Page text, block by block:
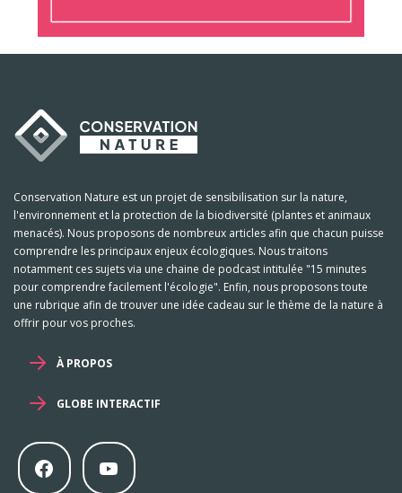
Conservation Nature est un projet de sensibilisation sur la nature,
l'environnement et la protection de la biodiversité (plantes et animaux
menacés). Nous proposons de nombreux articles afin que chacun puisse
comprendre les principaux enjeux écologiques. Nous traitons
notamment ces sujets via une chaine de podcast intitulée "15 minutes
pour comprendre facilement l'écologie". Enfin, nous proposons toute
une rubrique afin de trouver une idée cadeau sur le thème de la nature à
offrir pour vos proches.
À PROPOS
GLOBE INTERACTIF